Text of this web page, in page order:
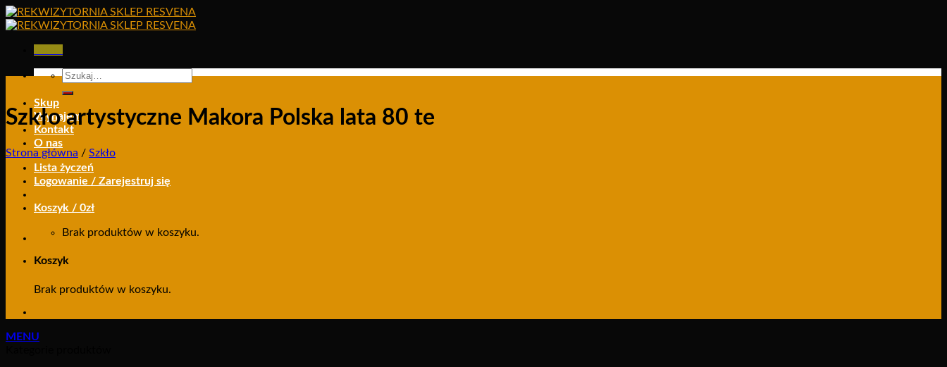
Skip
to
Szukaj:
Skup
Wynajem
Kontakt
O nas
Lista życzeń
Logowanie / Zarejestruj się
Koszyk / 0zł
Brak produktów w koszyku.
Koszyk
Brak produktów w koszyku.
Szkło artystyczne Makora Polska lata 80 te
Strona główna / Szkło
MENU